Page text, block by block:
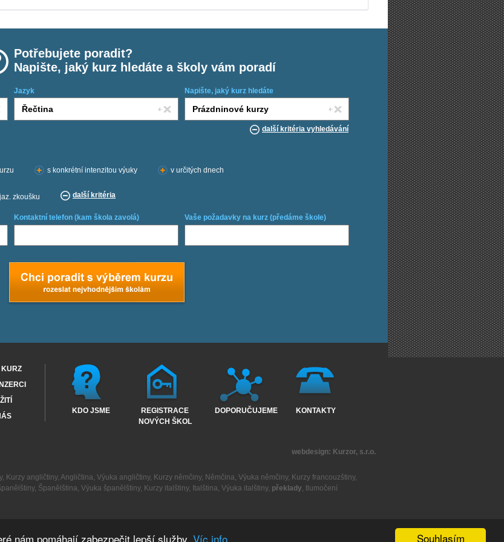
Souhlasím
nám pomáhají zabezpečit lepší služby. Víc info
Potřebujete poradit?
Napište, jaký kurz hledáte a školy vám poradí
Jazyk Napište, jaký kurz hledáte
další kritéria vyhledávání
s konkrétní intenzitou výuky v určitých dnech
zkoušku další kritéria
Kontaktní telefon (kam škola zavolá) Vaše požadavky na kurz (předáme škole)
KDO JSME
REGISTRACE
NOVÝCH ŠKOL
DOPORUČUJEME KONTAKTY
webdesign: Kurzor, s.r.o.
, Kurzy angličtiny, Angličtina, Výuka angličtiny, Kurzy němčiny, Němčina, Výuka němčiny, Kurzy francouzštiny,
, Španělština, Výuka španělštiny, Kurzy italštiny, Italština, Výuka italštiny, překlady, tlumočení